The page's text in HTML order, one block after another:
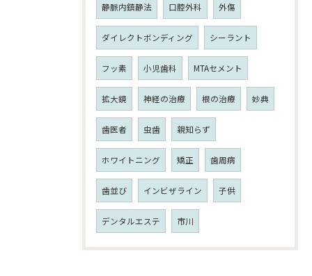
静脈内鎮静法 口腔外科 外傷
ダイレクトボンディング シーラント
フッ素 小児歯科 MTAセメント
拡大鏡 神経の治療 根の治療 妙典
歯医者 虫歯 親知らず
ホワイトニング 矯正 歯周病
歯並び インビザライン 子供
デンタルエステ 市川